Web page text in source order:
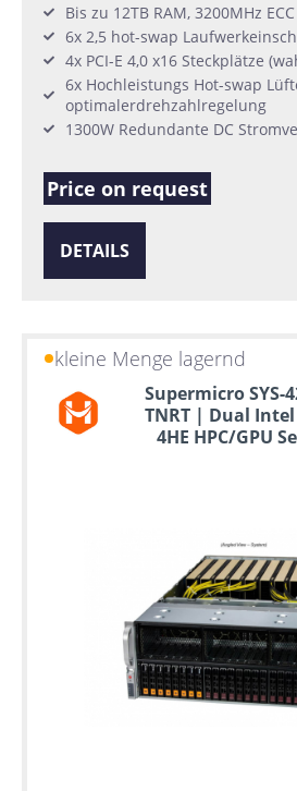
Bis zu 12TB RAM, 3200MHz
6x 2,5 hot-swap
4x PCI-E 4,0 x16 Steckplätze
6x Hochleistungs Hot-swap
optimalerdrehzahlregelung
1300W Redundante DC
Price on request
DETAILS
kleine Menge lagernd
Supermicro SYS-
TNRT | Dual
4HE HPC/GPU